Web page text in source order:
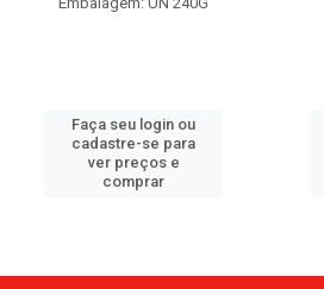
Faça seu login ou
cadastre-se para
ver preços e
comprar